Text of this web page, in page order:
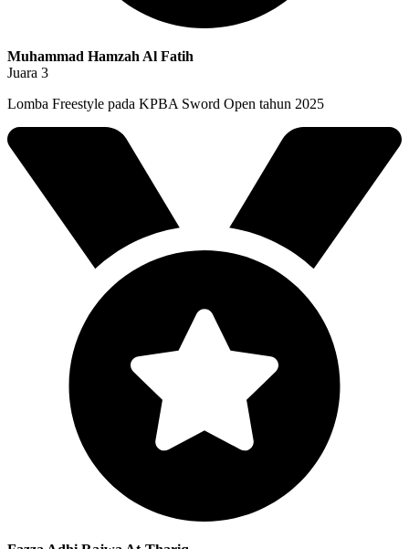
Muhammad Hamzah Al Fatih
Juara 3
Lomba Freestyle pada KPBA Sword Open tahun 2025